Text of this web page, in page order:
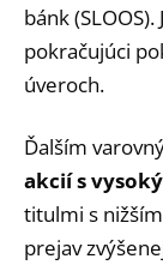
bánk
pokračujúci
úveroch.
Ďalším
akcií s
titulmi s
prejav